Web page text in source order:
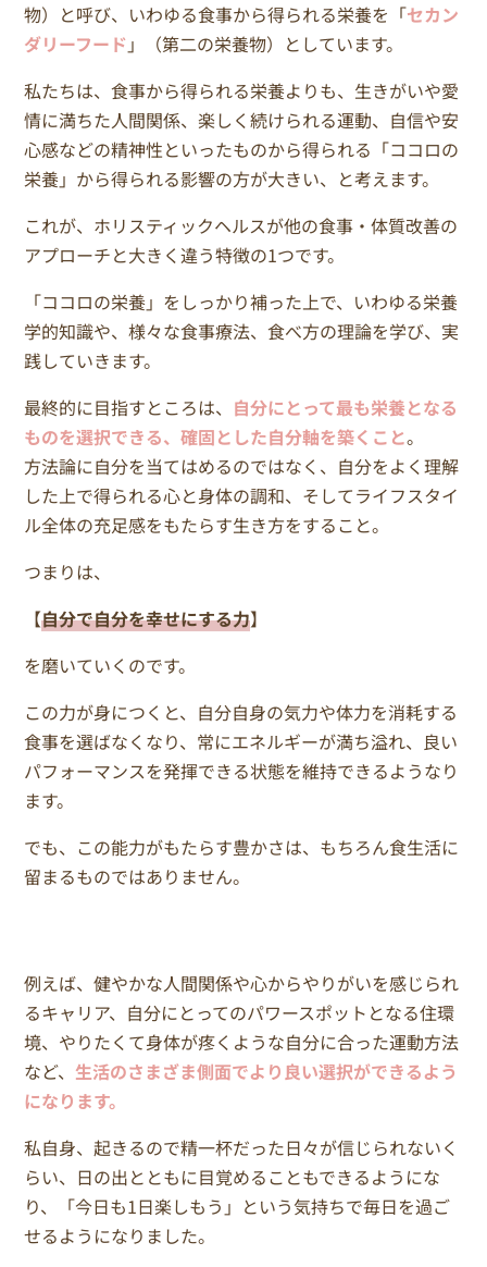
物）と呼び、いわゆる食事から得られる栄養を「セカン
ダリーフード 」（第二の栄養物）としています。
私たちは、食事から得られる栄養よりも、生きがいや愛
情に満ちた人間関係、楽しく続けられる運動、自信や安
心感などの精神性といったものから得られる「ココロの
栄養」から得られる影響の方が大きい、と考えます。
これが、ホリスティックヘルスが他の食事・体質改善の
アプローチと大きく違う特徴の1つです。
「ココロの栄養」をしっかり補った上で、いわゆる栄養
学的知識や、様々な食事療法、食べ方の理論を学び、実
践していきます。
最終的に目指すところは、 自分にとって最も栄養となる
ものを選択できる、確固とした自分軸を築くこと。
方法論に自分を当てはめるのではなく、自分をよく理解
した上で得られる心と身体の調和、そしてライフスタイ
ル全体の充足感をもたらす生き方をすること。
つまりは、
【自分で自分を幸せにする力】
を磨いていくのです。
この力が身につくと、自分自身の気力や体力を消耗する
食事を選ばなくなり、常にエネルギーが満ち溢れ、良い
パフォーマンスを発揮できる状態を維持できるようなり
ます。
でも、この能力がもたらす豊かさは、もちろん食生活に
留まるものではありません。
例えば、健やかな人間関係や心からやりがいを感じられ
るキャリア、自分にとってのパワースポットとなる住環
境、やりたくて身体が疼くような自分に合った運動方法
など、 生活のさまざま側面でより良い選択ができるよう
になります。
私自身、起きるので精一杯だった日々が信じられないく
らい、日の出とともに目覚めることもできるようにな
り、「今日も1日楽しもう」という気持ちで毎日を過ご
せるようになりました。